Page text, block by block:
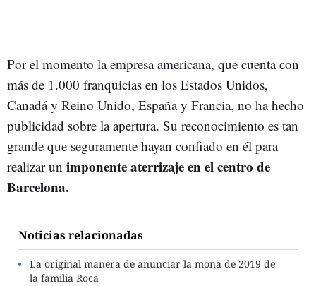
Por el momento la empresa americana, que cuenta con
más de 1.000 franquicias en los Estados Unidos,
Canadá y Reino Unido, España y Francia, no ha hecho
publicidad sobre la apertura. Su reconocimiento es tan
grande que seguramente hayan confiado en él para
realizar un imponente aterrizaje en el centro de
Barcelona.
Noticias relacionadas
La original manera de anunciar la mona de 2019 de
la familia Roca